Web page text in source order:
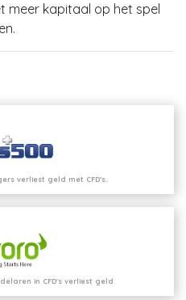
meer kapitaal op het spel
verliest geld met CFD’s.
in CFD's verliest geld